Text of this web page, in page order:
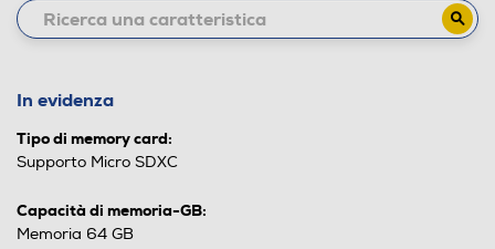
In evidenza
Tipo di memory card:
Supporto Micro SDXC
Capacità di memoria-GB:
Memoria 64 GB